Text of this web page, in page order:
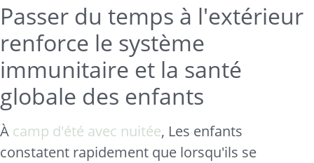
Passer du temps à l'extérieur
renforce le système
immunitaire et la santé
globale des enfants
À camp d'été avec nuitée, Les enfants
constatent rapidement que lorsqu'ils se